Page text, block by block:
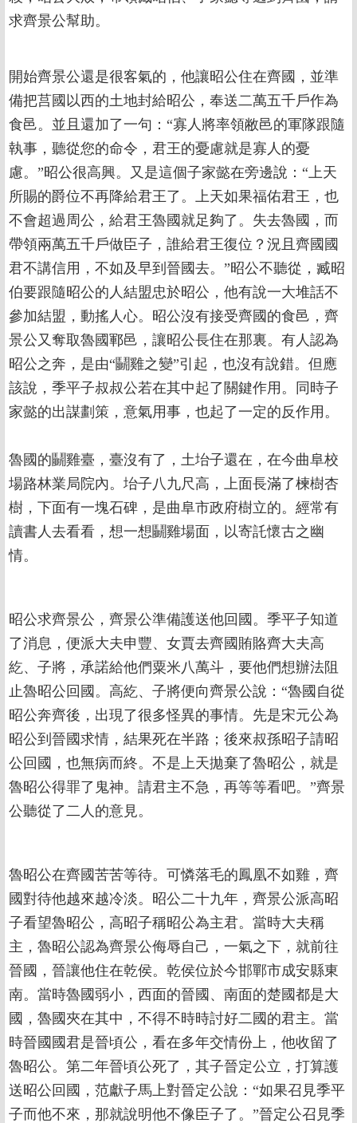
求齊景公幫助。
開始齊景公還是很客氣的，他讓昭公住在齊國，並準
備把莒國以西的土地封給昭公，奉送二萬五千戶作為
食邑。並且還加了一句：“寡人將率領敝邑的軍隊跟隨
執事，聽從您的命令，君王的憂慮就是寡人的憂
慮。”昭公很高興。又是這個子家懿在旁邊說：“上天
所賜的爵位不再降給君王了。上天如果福佑君王，也
不會超過周公，給君王魯國就足夠了。失去魯國，而
帶領兩萬五千戶做臣子，誰給君王復位？況且齊國國
君不講信用，不如及早到晉國去。”昭公不聽從，臧昭
伯要跟隨昭公的人結盟忠於昭公，他有說一大堆話不
參加結盟，動搖人心。昭公沒有接受齊國的食邑，齊
景公又奪取魯國鄆邑，讓昭公長住在那裏。有人認為
昭公之奔，是由“鬭雞之變”引起，也沒有說錯。但應
該說，季平子叔叔公若在其中起了關鍵作用。同時子
家懿的出謀劃策，意氣用事，也起了一定的反作用。
魯國的鬭雞臺，臺沒有了，土坮子還在，在今曲阜校
場路林業局院內。坮子八九尺高，上面長滿了楝樹杏
樹，下面有一塊石碑，是曲阜市政府樹立的。經常有
讀書人去看看，想一想鬭雞場面，以寄託懷古之幽
情。
昭公求齊景公，齊景公準備護送他回國。季平子知道
了消息，便派大夫申豐、女賈去齊國賄賂齊大夫高
紇、子將，承諾給他們粟米八萬斗，要他們想辦法阻
止魯昭公回國。高紇、子將便向齊景公說：“魯國自從
昭公奔齊後，出現了很多怪異的事情。先是宋元公為
昭公到晉國求情，結果死在半路；後來叔孫昭子請昭
公回國，也無病而終。不是上天拋棄了魯昭公，就是
魯昭公得罪了鬼神。請君主不急，再等等看吧。”齊景
公聽從了二人的意見。
魯昭公在齊國苦苦等待。可憐落毛的鳳凰不如雞，齊
國對待他越來越冷淡。昭公二十九年，齊景公派高昭
子看望魯昭公，高昭子稱昭公為主君。當時大夫稱
主，魯昭公認為齊景公侮辱自己，一氣之下，就前往
晉國，晉讓他住在乾侯。乾侯位於今邯鄲市成安縣東
南。當時魯國弱小，西面的晉國、南面的楚國都是大
國，魯國夾在其中，不得不時時討好二國的君主。當
時晉國國君是晉頃公，看在多年交情份上，他收留了
魯昭公。第二年晉頃公死了，其子晉定公立，打算護
送昭公回國，范獻子馬上對晉定公說：“如果召見季平
子而他不來，那就說明他不像臣子了。”晉定公召見季